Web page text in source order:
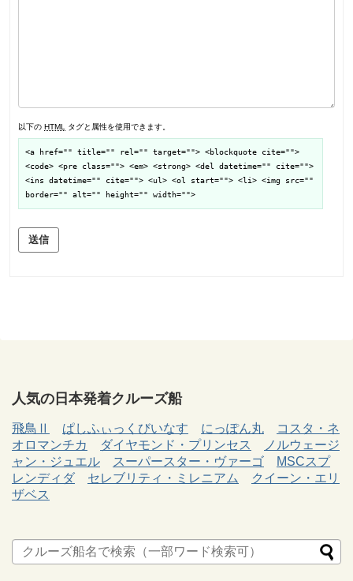
以下の HTML タグと属性を使用できます。
<a href="" title="" rel="" target=""> <blockquote cite="">
<code> <pre class=""> <em> <strong> <del datetime="" cite="">
<ins datetime="" cite=""> <ul> <ol start=""> <li> <img src=""
border="" alt="" height="" width="">
送信
人気の日本発着クルーズ船
飛鳥Ⅱ ぱしふぃっくびいなす にっぽん丸
コスタ・ネ
オロマンチカ
ダイヤモンド・プリンセス
ノルウェージ
ャン・ジュエル
スーパースター・ヴァーゴ
MSCスプ
レンディダ
セレブリティ・ミレニアム
クイーン・エリ
ザベス